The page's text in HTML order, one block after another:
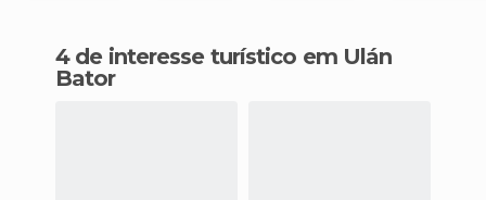
4 de interesse turístico em Ulán
Bator